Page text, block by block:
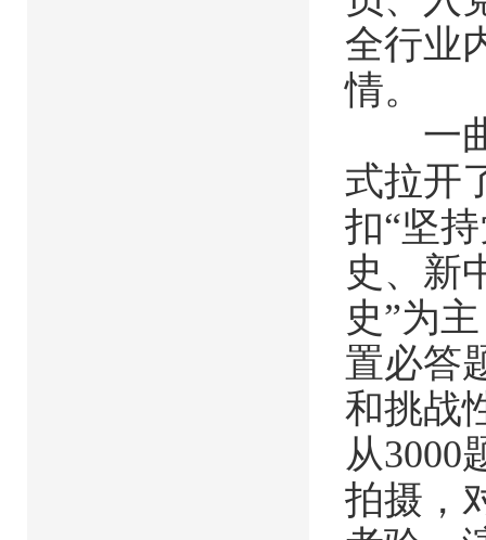
全行业
情。
一曲
式拉开
扣“坚
史、新
史”为
置必答
和挑战
从3000
拍摄，